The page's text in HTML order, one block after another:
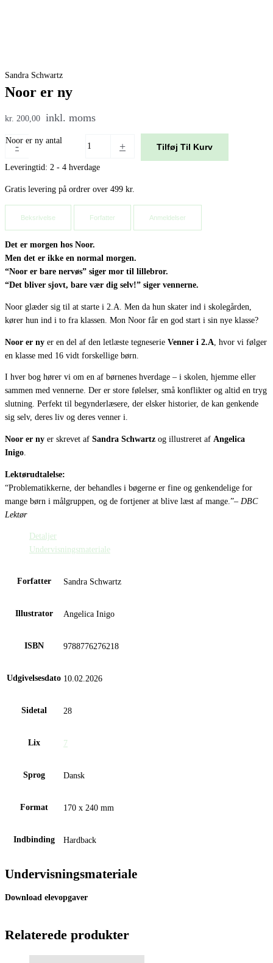
Sandra Schwartz
Noor er ny
kr. 200,00 inkl. moms
-
Noor er ny antal + Tilføj Til Kurv
Leveringtid: 2 - 4 hverdage
Gratis levering på ordrer over 499 kr.
Beksrivelse Forfatter Anmeldelser
Det er morgen hos Noor.
Men det er ikke en normal morgen.
“Noor er bare nervøs” siger mor til lillebror.
“Det bliver sjovt, bare vær dig selv!” siger vennerne.
Noor glæder sig til at starte i 2.A. Men da hun skater ind i skolegården,
kører hun ind i to fra klassen. Mon Noor får en god start i sin nye klasse?
Noor er ny er en del af den letlæste tegneserie Venner i 2.A , hvor vi følger
en klasse med 16 vidt forskellige børn.
I hver bog hører vi om en af børnenes hverdage – i skolen, hjemme eller
sammen med vennerne. Der er store følelser, små konflikter og altid en tryg
slutning. Perfekt til begynderlæsere, der elsker historier, de kan genkende
sig selv, deres liv og deres venner i.
Noor er ny er skrevet af Sandra Schwartz og illustreret af Angelica
Inigo.
Lektørudtalelse:
“Problematikkerne, der behandles i bøgerne er fine og genkendelige for
mange børn i målgruppen, og de fortjener at blive læst af mange.”– DBC
Lektør
Detaljer
Undervisningsmateriale
Forfatter Sandra Schwartz
Illustrator Angelica Inigo
ISBN 9788776276218
Udgivelsesdato 10.02.2026
Sidetal 28
Lix 7
Sprog Dansk
Format 170 x 240 mm
Indbinding Hardback
Undervisningsmateriale
Download elevopgaver
Relaterede produkter